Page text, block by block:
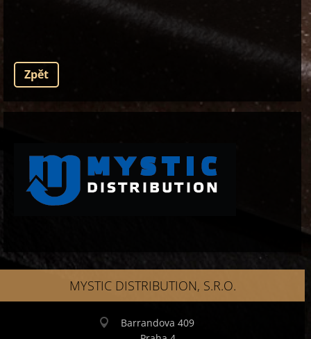
Zpět
MYSTIC DISTRIBUTION, S.R.O.
Barrandova 409